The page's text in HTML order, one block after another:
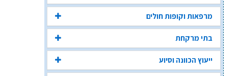
מרפאות וקופות חולים
בתי מרקחת
ייעוץ הכוונה וסיוע